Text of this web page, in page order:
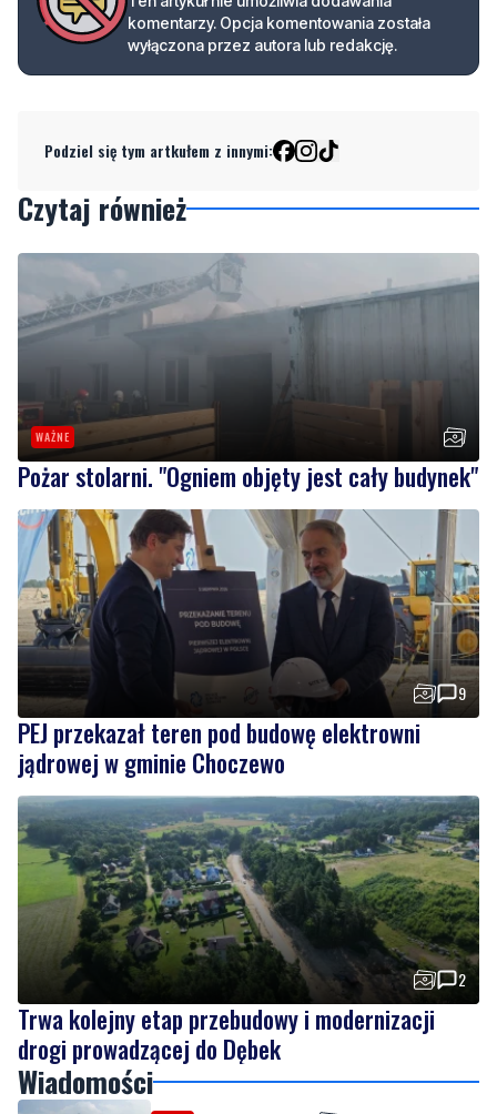
komentarzy. Opcja komentowania została
wyłączona przez autora lub redakcję.
Podziel się tym artkułem z innymi:
Czytaj również
WAŻNE
Pożar stolarni. "Ogniem objęty jest cały budynek"
9
PEJ przekazał teren pod budowę elektrowni
jądrowej w gminie Choczewo
2
Trwa kolejny etap przebudowy i modernizacji
drogi prowadzącej do Dębek
Wiadomości